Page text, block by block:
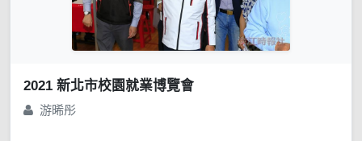
2021 新北市校園就業博覽會
游晞彤